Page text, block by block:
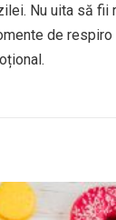
Nu uita să fii
de respiro